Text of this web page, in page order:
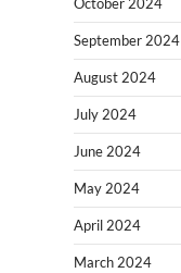
September 2024
August 2024
July 2024
June 2024
May 2024
April 2024
March 2024